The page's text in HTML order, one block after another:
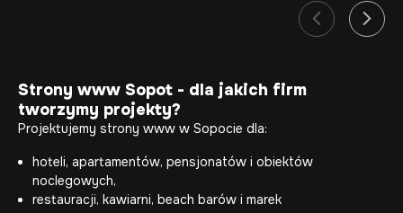
Strony www Sopot - dla jakich firm
tworzymy projekty?
Projektujemy strony www w Sopocie dla:
hoteli, apartamentów, pensjonatów i obiektów
noclegowych,
restauracji, kawiarni, beach barów i marek